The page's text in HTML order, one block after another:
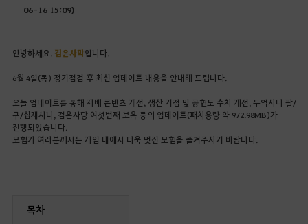
06-16 15:09)
안녕하세요. 검은사막입니다.
6월 4일(목) 정기점검 후 최신 업데이트 내용을 안내해 드립니다.
오늘 업데이트를 통해 재배 콘텐츠 개선, 생산 거점 및 공헌도 수치 개선, 두억시니 팔/
구/십재시니, 검은사당 여섯번째 보옥 등의 업데이트(패치용량 약 972.98MB)가
진행되었습니다.
모험가 여러분께서는 게임 내에서 더욱 멋진 모험을 즐겨주시기 바랍니다.
목차